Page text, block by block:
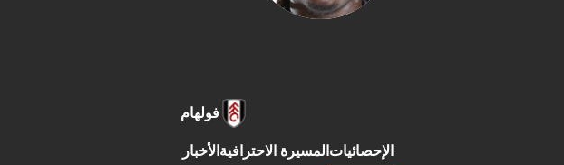
فولهام
الإحصائيات المسيرة الاحترافية الأخبار